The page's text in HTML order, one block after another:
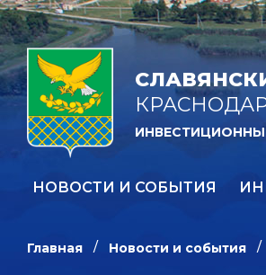
НОВОСТИ И СОБЫТИЯ
Главная Новости и события